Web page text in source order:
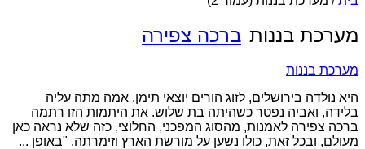
מערכת בננות ברכה צפירה
מערכת בננות
היא נולדה בירושלים, לזוג הורים יוצאי תימן. אמה מתה עליה
בלידה, ואביה נפטר כשהיתה בת שלוש. את היתמות הזו רתמה
ברכה צפירה לאמנות, מהסוג המפכני, החלוצי, כזה שלא נראה כאן
מעולם, ובכל זאת, כולו נשען על מורשת הארץ וזימרתה. "באופן ...